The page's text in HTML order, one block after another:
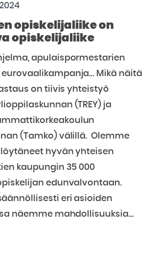
2024
opiskelijaliike on
opiskelijaliike
apulaispormestarien
Mikä näitä
on tiivis yhteistyö
(TREY) ja
(Tamko) välillä. Olemme
hyvän yhteisen
kaupungin 35 000
edunvalvontaan.
eri asioiden
näemme mahdollisuuksia…